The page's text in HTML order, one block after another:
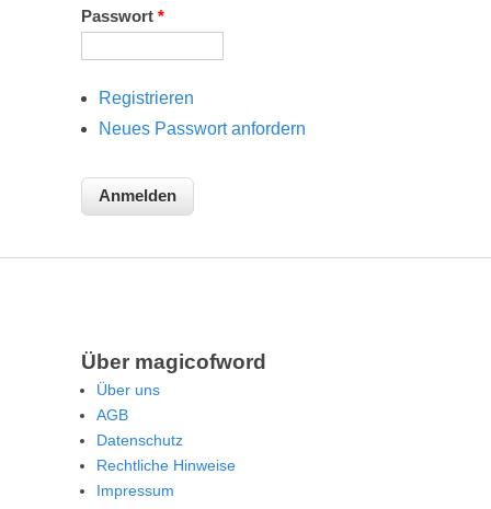
Passwort *
Registrieren
Neues Passwort anfordern
Über magicofword
Über uns
AGB
Datenschutz
Rechtliche Hinweise
Impressum